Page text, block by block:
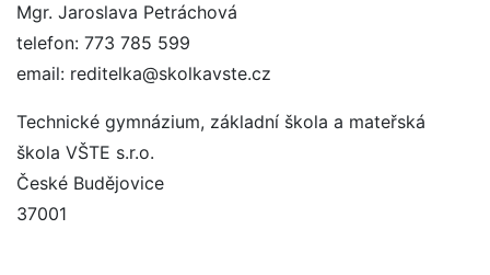
Mgr. Jaroslava Petráchová
telefon: 773 785 599
email: reditelka@skolkavste.cz
Technické gymnázium, základní škola a mateřská
škola VŠTE s.r.o.
České Budějovice
37001